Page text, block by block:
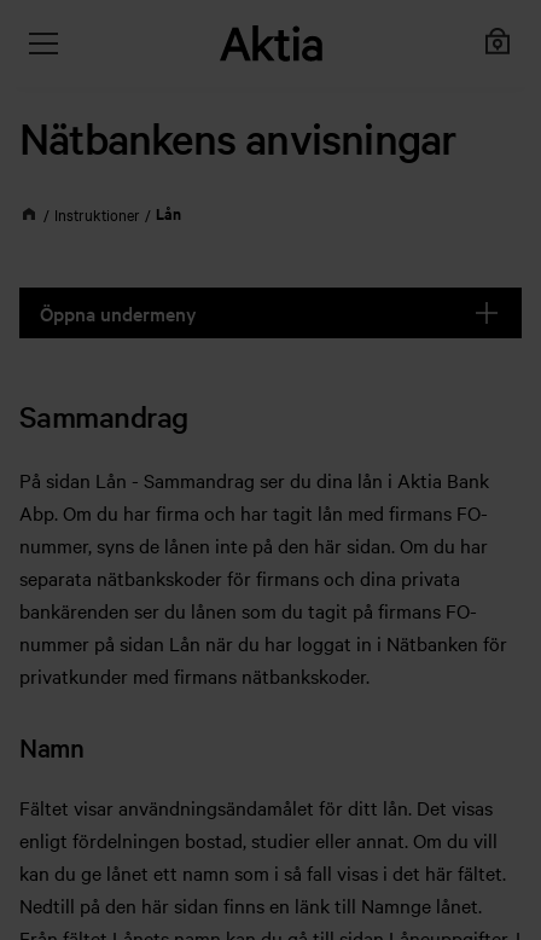
Nätbankens anvisningar
Instruktioner Lån
Öppna undermeny
Sammandrag
På sidan Lån - Sammandrag ser du dina lån i Aktia Bank
Abp. Om du har firma och har tagit lån med firmans FO-
nummer, syns de lånen inte på den här sidan. Om du har
separata nätbankskoder för firmans och dina privata
bankärenden ser du lånen som du tagit på firmans FO-
nummer på sidan Lån när du har loggat in i Nätbanken för
privatkunder med firmans nätbankskoder.
Namn
Fältet visar användningsändamålet för ditt lån. Det visas
enligt fördelningen bostad, studier eller annat. Om du vill
kan du ge lånet ett namn som i så fall visas i det här fältet.
Nedtill på den här sidan finns en länk till Namnge lånet.